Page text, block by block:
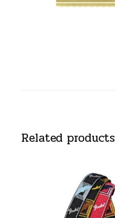
Related products